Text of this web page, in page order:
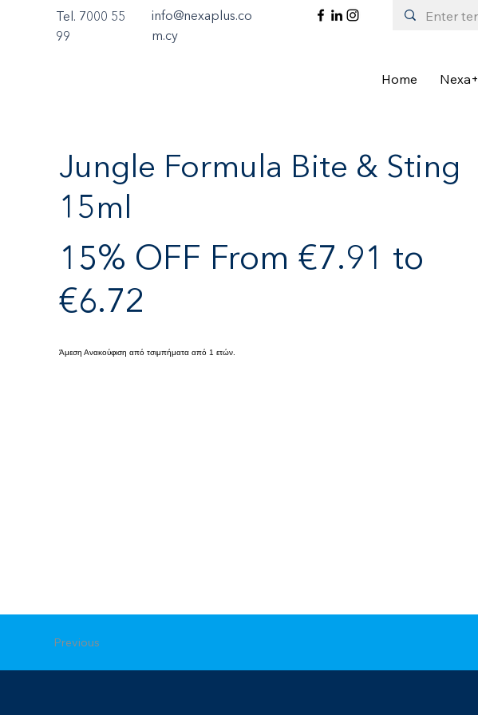
Home Nexa+
Tel. 7000 55
99
info@nexaplus.co
m.cy
Jungle Formula Bite & Sting
15ml
15% OFF From €7.91 to
€6.72
Άμεση Ανακούφιση από τσιμπήματα από 1 ετών.
Previous